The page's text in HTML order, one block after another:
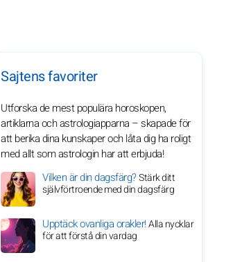
Sajtens favoriter
Utforska de mest populära horoskopen,
artiklarna och astrologiapparna – skapade för
att berika dina kunskaper och låta dig ha roligt
med allt som astrologin har att erbjuda!
Vilken är din dagsfärg?Stärk ditt
självförtroende med din dagsfärg
Upptäck ovanliga orakler!Alla nycklar
för att förstå din vardag